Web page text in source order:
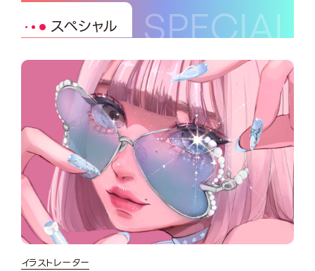
スペシャル
イラストレーター